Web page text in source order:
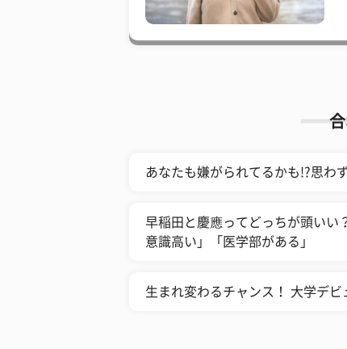
あなたも嫌がられてるかも!?思わ
早稲田と慶應ってどっちが頭い
意識高い」「医学部がある」
生まれ変わるチャンス！ 大学デ